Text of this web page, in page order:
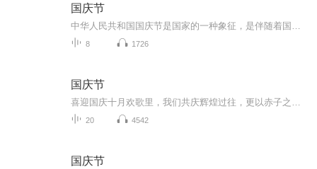
国庆节
8 1726
国庆节
20 4542
国庆节